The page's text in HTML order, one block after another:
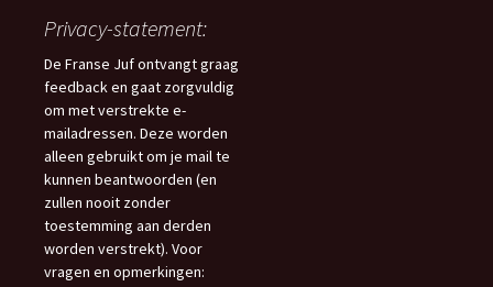
Privacy-statement:
De Franse Juf ontvangt graag
feedback en gaat zorgvuldig
om met verstrekte e-
mailadressen. Deze worden
alleen gebruikt om je mail te
kunnen beantwoorden (en
zullen nooit zonder
toestemming aan derden
worden verstrekt). Voor
vragen en opmerkingen: